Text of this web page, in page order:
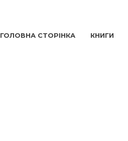
ГОЛОВНА СТОРІНКА КНИГИ